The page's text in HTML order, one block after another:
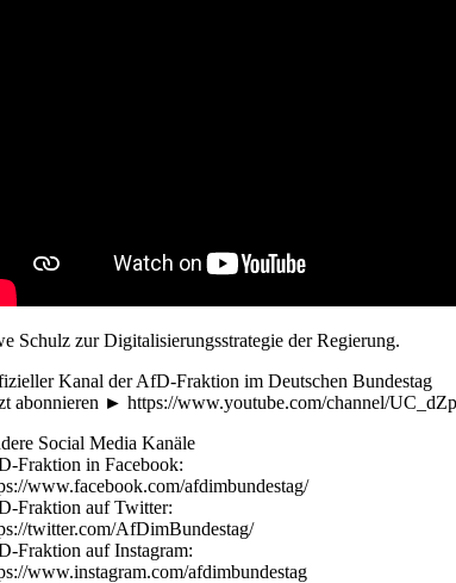
Schulz zur Digitalisierungsstrategie der Regierung.
Kanal der AfD-Fraktion im Deutschen Bundestag
abonnieren ► https://www.youtube.com/channel/
Social Media Kanäle
Fraktion in Facebook:
www.facebook.com/afdimbundestag/
Fraktion auf Twitter:
twitter.com/AfDimBundestag/
Fraktion auf Instagram:
www.instagram.com/afdimbundestag